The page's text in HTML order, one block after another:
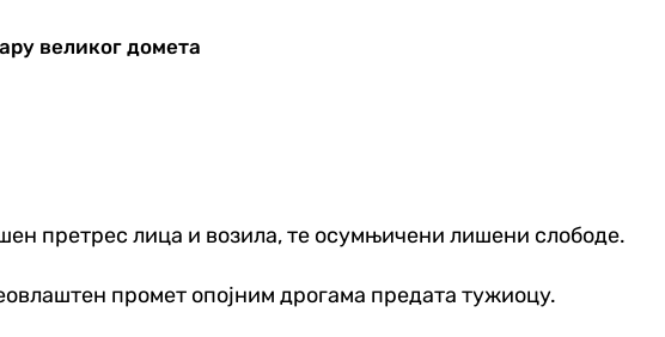
великог домета
претрес лица и возила, те осумњичени лишени слободе.
промет опојним дрогама предата тужиоцу.